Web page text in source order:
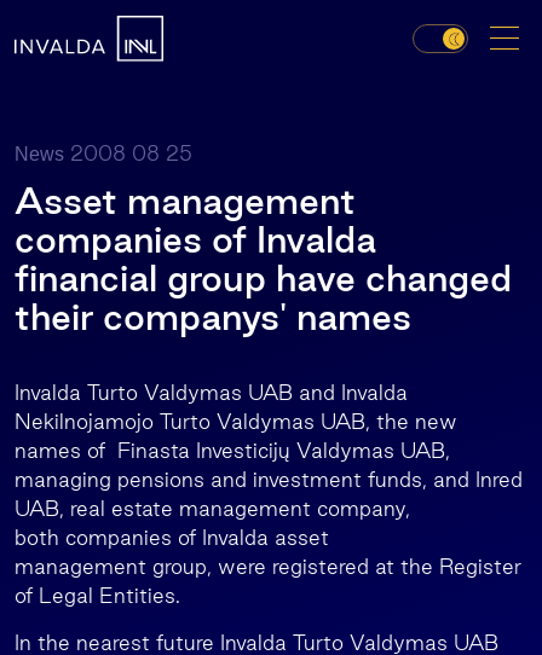
News 2008 08 25
Asset management
companies of Invalda
financial group have changed
their companys' names
Invalda Turto Valdymas UAB and Invalda
Nekilnojamojo Turto Valdymas UAB, the new
names of Finasta Investicijų Valdymas UAB,
managing pensions and investment funds, and Inred
UAB, real estate management company,
both companies of Invalda asset
management group, were registered at the Register
of Legal Entities.
In the nearest future Invalda Turto Valdymas UAB